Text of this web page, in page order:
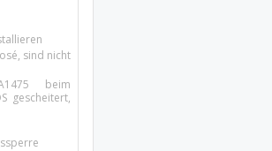
sind nicht
beim
gescheitert,